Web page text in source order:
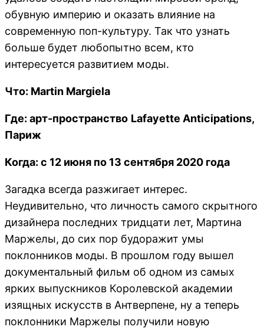
обувную империю и оказать влияние на
современную поп-культуру. Так что узнать
больше будет любопытно всем, кто
интересуется развитием моды.
Что: Martin Margiela
Где: арт-пространство Lafayette Anticipations,
Париж
Когда: с 12 июня по 13 сентября 2020 года
Загадка всегда разжигает интерес.
Неудивительно, что личность самого скрытного
дизайнера последних тридцати лет, Мартина
Маржелы, до сих пор будоражит умы
поклонников моды. В прошлом году вышел
документальный фильм об одном из самых
ярких выпускников Королевской академии
изящных искусств в Антверпене, ну а теперь
поклонники Маржелы получили новую